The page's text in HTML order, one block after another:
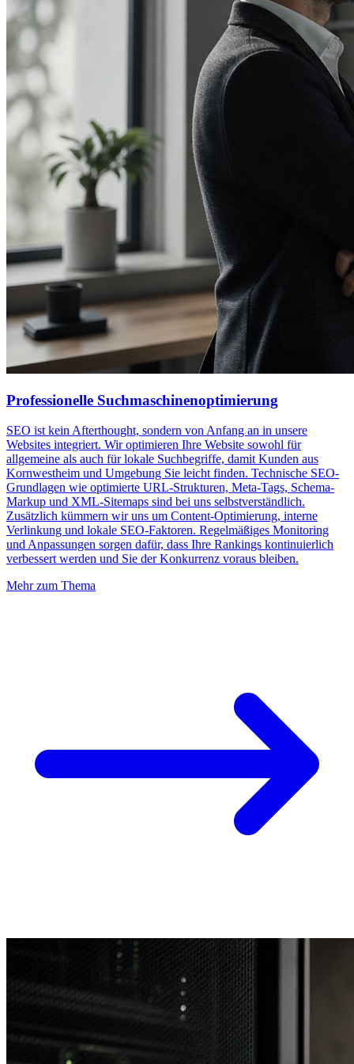
Professionelle Suchmaschinenoptimierung
SEO ist kein Afterthought, sondern von Anfang an in unsere
Websites integriert. Wir optimieren Ihre Website sowohl für
allgemeine als auch für lokale Suchbegriffe, damit Kunden aus
Kornwestheim und Umgebung Sie leicht finden. Technische SEO-
Grundlagen wie optimierte URL-Strukturen, Meta-Tags, Schema-
Markup und XML-Sitemaps sind bei uns selbstverständlich.
Zusätzlich kümmern wir uns um Content-Optimierung, interne
Verlinkung und lokale SEO-Faktoren. Regelmäßiges Monitoring
und Anpassungen sorgen dafür, dass Ihre Rankings kontinuierlich
verbessert werden und Sie der Konkurrenz voraus bleiben.
Mehr zum Thema